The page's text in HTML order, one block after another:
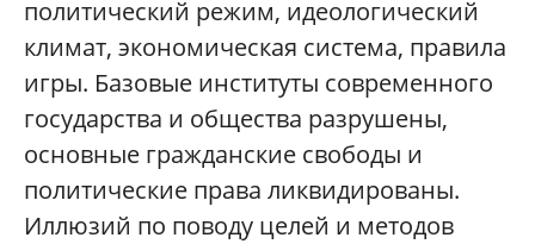
политический режим, идеологический
климат, экономическая система, правила
игры. Базовые институты современного
государства и общества разрушены,
основные гражданские свободы и
политические права ликвидированы.
Иллюзий по поводу целей и методов